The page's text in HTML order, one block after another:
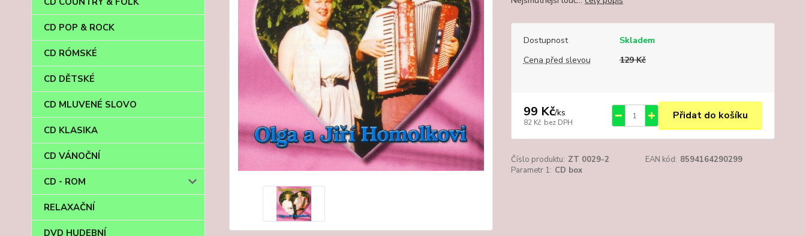
CD POP & ROCK
CD RÓMSKÉ
CD DĚTSKÉ
CD MLUVENÉ SLOVO
CD KLASIKA
CD VÁNOČNÍ
CD - ROM
RELAXAČNÍ
DVD HUDEBNÍ
Dostupnost
Skladem
Cena před slevou
129 Kč
99 Kč/ks
82 Kč bez DPH
Přidat do košíku
Číslo produktu: ZT 0029-2 EAN kód: 8594164290299
Parametr 1: CD box